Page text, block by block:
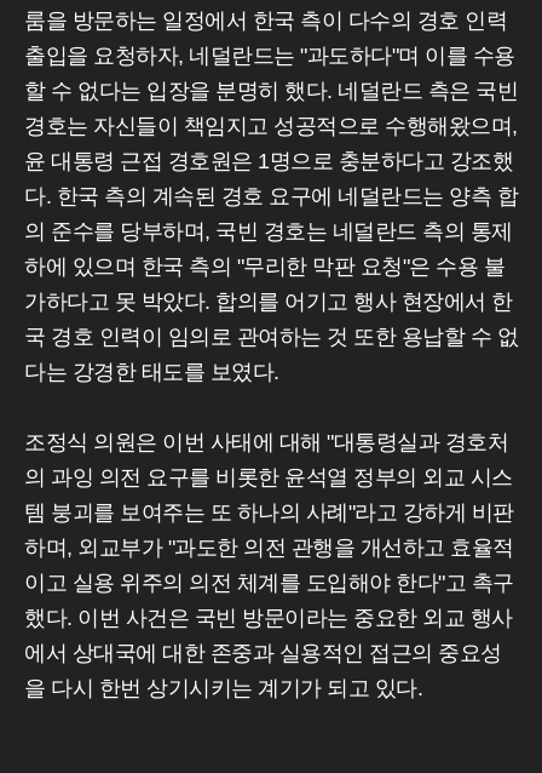
룸을 방문하는 일정에서 한국 측이 다수의 경호 인력
출입을 요청하자, 네덜란드는 "과도하다"며 이를 수용
할 수 없다는 입장을 분명히 했다. 네덜란드 측은 국빈
경호는 자신들이 책임지고 성공적으로 수행해왔으며,
윤 대통령 근접 경호원은 1명으로 충분하다고 강조했
다. 한국 측의 계속된 경호 요구에 네덜란드는 양측 합
의 준수를 당부하며, 국빈 경호는 네덜란드 측의 통제
하에 있으며 한국 측의 "무리한 막판 요청"은 수용 불
가하다고 못 박았다. 합의를 어기고 행사 현장에서 한
국 경호 인력이 임의로 관여하는 것 또한 용납할 수 없
다는 강경한 태도를 보였다.
조정식 의원은 이번 사태에 대해 "대통령실과 경호처
의 과잉 의전 요구를 비롯한 윤석열 정부의 외교 시스
템 붕괴를 보여주는 또 하나의 사례"라고 강하게 비판
하며, 외교부가 "과도한 의전 관행을 개선하고 효율적
이고 실용 위주의 의전 체계를 도입해야 한다"고 촉구
했다. 이번 사건은 국빈 방문이라는 중요한 외교 행사
에서 상대국에 대한 존중과 실용적인 접근의 중요성
을 다시 한번 상기시키는 계기가 되고 있다.